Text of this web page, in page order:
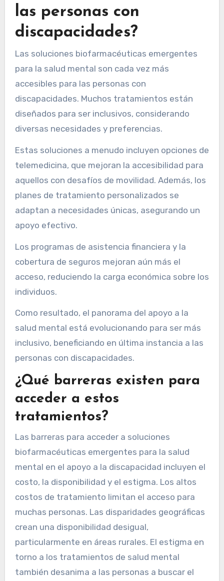
las personas con
discapacidades?
Las soluciones biofarmacéuticas emergentes
para la salud mental son cada vez más
accesibles para las personas con
discapacidades. Muchos tratamientos están
diseñados para ser inclusivos, considerando
diversas necesidades y preferencias.
Estas soluciones a menudo incluyen opciones de
telemedicina, que mejoran la accesibilidad para
aquellos con desafíos de movilidad. Además, los
planes de tratamiento personalizados se
adaptan a necesidades únicas, asegurando un
apoyo efectivo.
Los programas de asistencia financiera y la
cobertura de seguros mejoran aún más el
acceso, reduciendo la carga económica sobre los
individuos.
Como resultado, el panorama del apoyo a la
salud mental está evolucionando para ser más
inclusivo, beneficiando en última instancia a las
personas con discapacidades.
¿Qué barreras existen para
acceder a estos
tratamientos?
Las barreras para acceder a soluciones
biofarmacéuticas emergentes para la salud
mental en el apoyo a la discapacidad incluyen el
costo, la disponibilidad y el estigma. Los altos
costos de tratamiento limitan el acceso para
muchas personas. Las disparidades geográficas
crean una disponibilidad desigual,
particularmente en áreas rurales. El estigma en
torno a los tratamientos de salud mental
también desanima a las personas a buscar el